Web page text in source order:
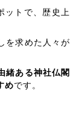
ットで、歴史上
を求めた人々が
緒ある神社仏閣
めです。